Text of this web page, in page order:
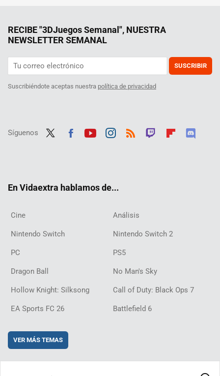
RECIBE "3DJuegos Semanal", NUESTRA
NEWSLETTER SEMANAL
SUSCRIBIR
Suscribiéndote aceptas nuestra política de privacidad
Síguenos
En Vidaextra hablamos de...
Cine Análisis
Nintendo Switch Nintendo Switch 2
PC PS5
Dragon Ball No Man's Sky
Hollow Knight: Silksong Call of Duty: Black Ops 7
EA Sports FC 26 Battlefield 6
VER MÁS TEMAS